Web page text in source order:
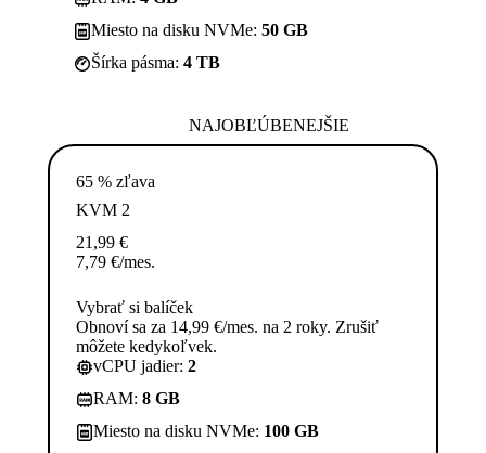
Miesto na disku NVMe: 50 GB
Šírka pásma: 4 TB
NAJOBĽÚBENEJŠIE
65 % zľava
KVM 2
21,99 €
7,79 €/mes.
Vybrať si balíček
Obnoví sa za 14,99 €/mes. na 2 roky. Zrušiť
môžete kedykoľvek.
vCPU jadier: 2
RAM: 8 GB
Miesto na disku NVMe: 100 GB